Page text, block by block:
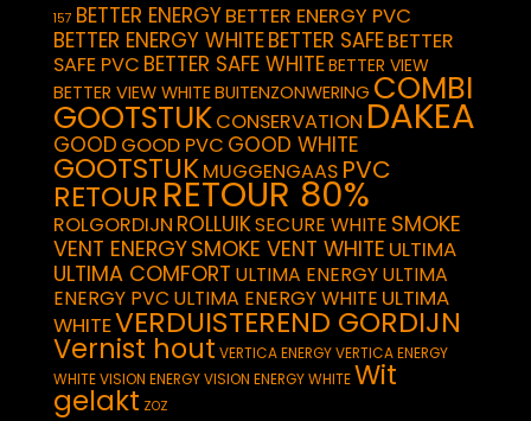
157 BETTER ENERGYBETTER ENERGY PVC
BETTER ENERGY WHITEBETTER SAFEBETTER
SAFE PVC BETTER SAFE WHITEBETTER VIEW
BETTER VIEW WHITEBUITENZONWERING COMBI
GOOTSTUKCONSERVATION DAKEA
GOOD GOOD PVC GOOD WHITE
GOOTSTUKMUGGENGAAS PVC
RETOUR RETOUR 80%
ROLGORDIJN ROLLUIKSECURE WHITE SMOKE
VENT ENERGYSMOKE VENT WHITE ULTIMA
ULTIMA COMFORT ULTIMA ENERGYULTIMA
ENERGY PVC ULTIMA ENERGY WHITE ULTIMA
WHITEVERDUISTEREND GORDIJN
Vernist hout VERTICA ENERGYVERTICA ENERGY
WHITEVISION ENERGYVISION ENERGY WHITEWit
gelakt ZOZ